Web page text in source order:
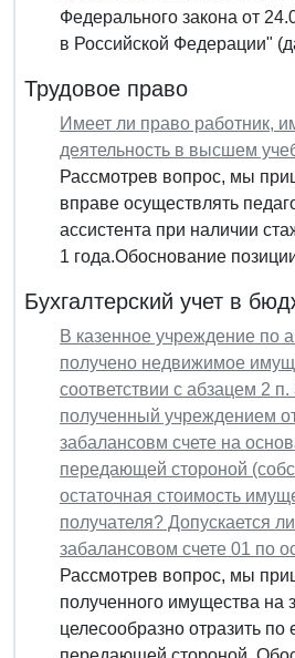
Федерального закона от
в Российской Федерации"
Трудовое право
Имеет ли право работник,
деятельность в высшем
Рассмотрев вопрос, мы
вправе осуществлять
ассистента при наличии
1 года.Обоснование
Бухгалтерский учет в
В казенное учреждение по
получено недвижимое
соответствии с абзацем 2
полученный учреждением
забалансовм счете на
передающей стороной
остаточная стоимость
получателя? Допускается
забалансовом счете 01 по
Рассмотрев вопрос, мы
полученного имущества на
целесообразно отразить